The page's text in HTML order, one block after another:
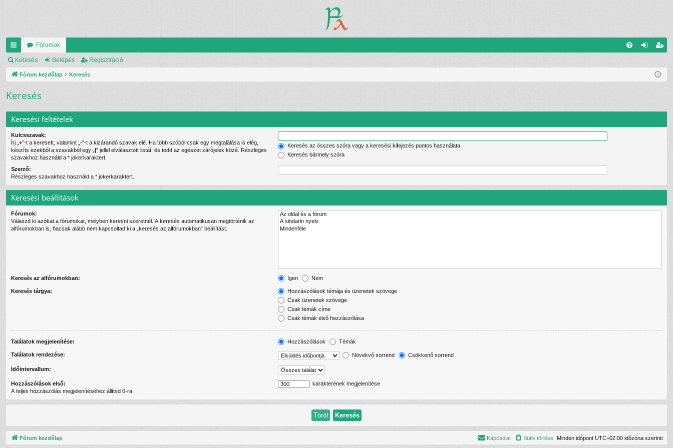
yo
rs
k
Fórumok
is
Keresés Belépés Regisztráció
Fórum kezdőlap Keresés
Keresés
Keresési feltételek
Kulcsszavak:
Írj „ +”-t a keresett, valamint „ -”-t a kizárandó szavak elé. Ha több szóból csak egy megtalálása is elég,
készíts ezekből a szavakból egy „ |” jellel elválasztott listát, és tedd az egészet zárójelek közé. Részleges
szavakhoz használd a * jokerkaraktert.
Keresés az összes szóra vagy a keresési kifejezés pontos használata
Keresés bármely szóra
Szerző:
Részleges szavakhoz használd a * jokerkaraktert.
Keresési beállítások
Fórumok:
Válaszd ki azokat a fórumokat, melyben keresni szeretnél. A keresés automatikusan megtörténik az
alfórumokban is, hacsak alább nem kapcsoltad ki a „keresés az alfórumokban” beállítást.
Keresés az alfórumokban: Igen Nem
Keresés tárgya:
Hozzászólások témája és üzenetek szövege
Csak üzenetek szövege
Csak témák címe
Csak témák első hozzászólása
Találatok megjelenítése: Hozzászólások Témák
Találatok rendezése: Növekvő sorrend Csökkenő sorrend
Időintervallum:
Hozzászólások első:
A teljes hozzászólás megjelenítéséhez állítsd 0-ra.
karakterének megjelenítése
Fórum kezdőlap Minden időpont UTC+02:00 időzóna szerinti
Sütik törlése
Kapcsolat